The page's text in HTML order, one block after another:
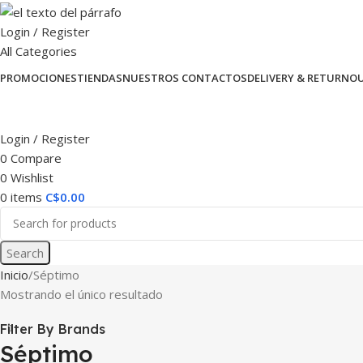
Login / Register
All Categories
PROMOCIONESTIENDASNUESTROS CONTACTOSDELIVERY & RETURN
Login / Register
0 Compare
0 Wishlist
0 items C$0.00
Search
Inicio Séptimo
Mostrando el único resultado
Filter By Brands
Séptimo